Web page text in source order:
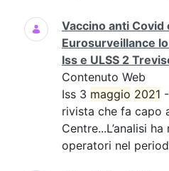
Vaccino anti Covid
Eurosurveillance
Iss e ULSS 2
Contenuto Web
Iss 3 maggio 2021
rivista che fa capo
Centre...L’analisi
operatori nel